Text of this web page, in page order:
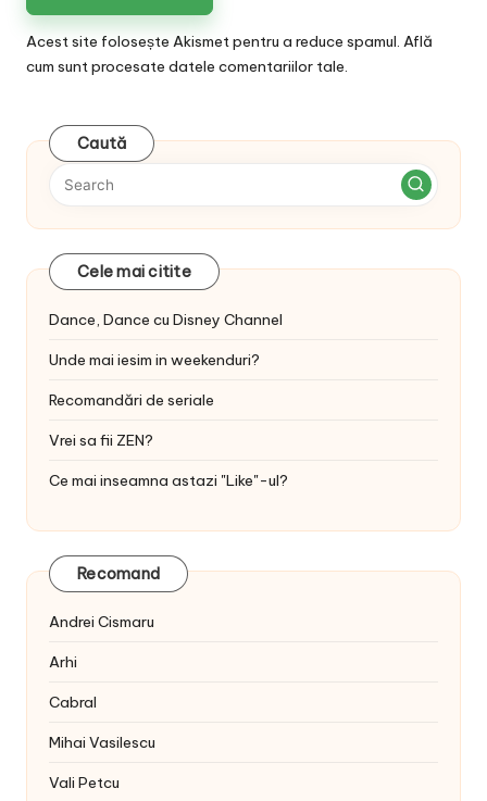
Acest site folosește Akismet pentru a reduce spamul. Află
cum sunt procesate datele comentariilor tale
Caută
Cele mai citite
Dance, Dance cu Disney Channel
Unde mai iesim in weekenduri?
Recomandări de seriale
Vrei sa fii ZEN?
Ce mai inseamna astazi "Like"-ul?
Recomand
Andrei Cismaru
Arhi
Cabral
Mihai Vasilescu
Vali Petcu